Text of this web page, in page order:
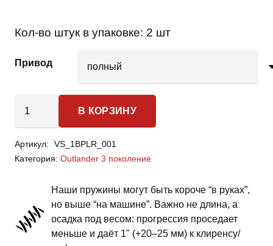
Кол-во штук в упаковке: 2 шт
Привод
товара
Outlander
3
пружины
задней
подвески
В КОРЗИНУ
Артикул:
VS_1BPLR_001
Категория: Outlander 3 поколение
Наши пружины могут быть короче “в руках”,
но выше “на машине”. Важно не длина, а
осадка под весом: прогрессия проседает
меньше и даёт 1" (+20–25 мм) к клиренсу/